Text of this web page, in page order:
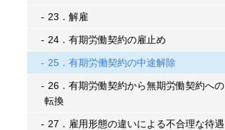
23．解雇
24．有期労働契約の雇止め
25．有期労働契約の中途解除
26．有期労働契約から無期労働契約への
転換
27．雇用形態の違いによる不合理な待遇